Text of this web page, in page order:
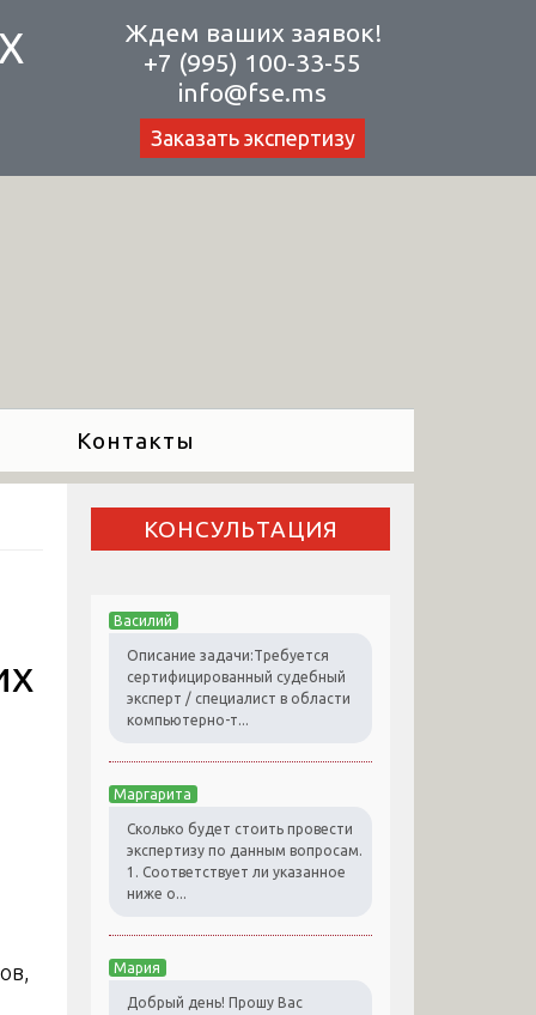
Ждем ваших заявок!
+7 (995) 100-33-55
info@fse.ms
Заказать экспертизу
Контакты
КОНСУЛЬТАЦИЯ
Василий
Описание задачи:Требуется
сертифицированный судебный
эксперт / специалист в области
компьютерно-т...
Маргарита
Сколько будет стоить провести
экспертизу по данным вопросам.
1. Соответствует ли указанное
ниже о...
Мария
Добрый день! Прошу Вас